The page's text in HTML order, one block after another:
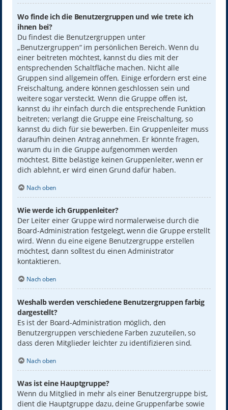
Wo finde ich die Benutzergruppen und wie trete ich
ihnen bei?
Du findest die Benutzergruppen unter
„Benutzergruppen“ im persönlichen Bereich. Wenn du
einer beitreten möchtest, kannst du dies mit der
entsprechenden Schaltfläche machen. Nicht alle
Gruppen sind allgemein offen. Einige erfordern erst eine
Freischaltung, andere können geschlossen sein und
weitere sogar versteckt. Wenn die Gruppe offen ist,
kannst du ihr einfach durch die entsprechende Funktion
beitreten; verlangt die Gruppe eine Freischaltung, so
kannst du dich für sie bewerben. Ein Gruppenleiter muss
daraufhin deinen Antrag annehmen. Er könnte fragen,
warum du in die Gruppe aufgenommen werden
möchtest. Bitte belästige keinen Gruppenleiter, wenn er
dich ablehnt, er wird einen Grund dafür haben.
Nach oben
Wie werde ich Gruppenleiter?
Der Leiter einer Gruppe wird normalerweise durch die
Board-Administration festgelegt, wenn die Gruppe erstellt
wird. Wenn du eine eigene Benutzergruppe erstellen
möchtest, dann solltest du einen Administrator
kontaktieren.
Nach oben
Weshalb werden verschiedene Benutzergruppen farbig
dargestellt?
Es ist der Board-Administration möglich, den
Benutzergruppen verschiedene Farben zuzuteilen, so
dass deren Mitglieder leichter zu identifizieren sind.
Nach oben
Was ist eine Hauptgruppe?
Wenn du Mitglied in mehr als einer Benutzergruppe bist,
dient die Hauptgruppe dazu, deine Gruppenfarbe sowie